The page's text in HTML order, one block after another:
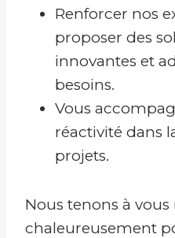
Renforcer nos
proposer des
innovantes et
besoins.
Vous
réactivité dans
projets.
Nous tenons à
chaleureusement